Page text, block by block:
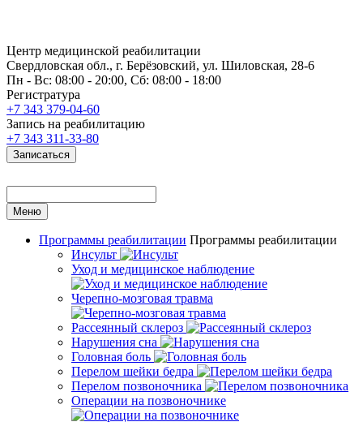
Центр медицинской реабилитации
Свердловская обл., г. Берёзовский, ул. Шиловская, 28-6
Пн - Вс: 08:00 - 20:00, Сб: 08:00 - 18:00
Регистратура
+7 343 379-04-60
Запись на реабилитацию
+7 343 311-33-80
Записаться
Меню
Программы реабилитации Программы реабилитации
Инсульт
Уход и медицинское наблюдение
Черепно-мозговая травма
Рассеянный склероз
Нарушения сна
Головная боль
Перелом шейки бедра
Перелом позвоночника
Операции на позвоночнике